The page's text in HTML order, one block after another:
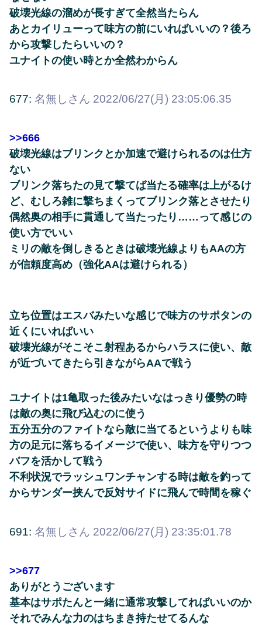
破壊光線の溜めが長すぎて全然当たらん
あとカイリューって味方の前にいればいいの？後ろ
から攻撃したらいいの？
ユナイトの使い時とか全然わからん
677: 名無しさん 2022/06/27(月) 23:05:06.35
>>666
破壊光線はブリンクとか加速で避けられるのは仕方
ない
ブリンク落ちたの見て撃てば当たる確率は上がるけ
ど、むしろ雑に撃ちまくってブリンク落とさせたり
偶然奥の相手に貫通して当たったり……って感じの
使い方でいい
ミリの敵を倒しきるときは破壊光線よりもAAの方
が信頼度高め（強化AAは避けられる）
立ち位置はエスバみたいな感じで味方のサポタンの
近くにいればいい
破壊光線がそこそこ射程あるからハラスに使い、敵
が近づいてきたら引きながらAAで戦う
ユナイトは1亀取った後みたいなはっきり優勢の時
は敵の奥に飛び込むのに使う
五分五分のファイトなら敵に当てるというよりも味
方の足元に落ちるイメージで使い、味方を守りつつ
バフを活かして戦う
不利状況でラッシュワンチャンする時は敵を釣って
からサンダー挟んで反対サイドに飛んで時間を稼ぐ
691: 名無しさん 2022/06/27(月) 23:35:01.78
>>677
ありがとうございます
基本はサポたんと一緒に通常攻撃してればいいのか
それでみんな力のはちまき持たせてるんな